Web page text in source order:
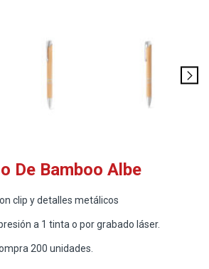
De Bamboo Albe
clip y detalles metálicos
a 1 tinta o por grabado láser.
200 unidades.